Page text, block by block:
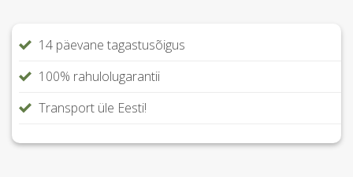
14 päevane tagastusõigus
100% rahulolugarantii
Transport üle Eesti!